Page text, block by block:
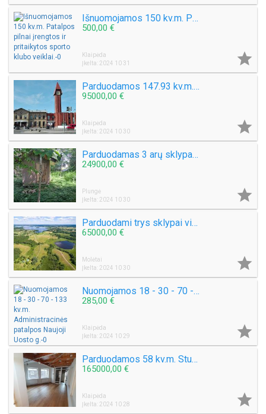
Išnuomojamos 150 kv.m. Patalpos pilnai įrengtos ir pritaikytos sporto klubo veiklai.
500,00 €
Klaipėda
Įkelta: 2024 10 31

Parduodamos 147.93 kv.m. Kavinės – baro patalpos Priestočio g.
95000,00 €
Klaipėda
Įkelta: 2024 10 30

Parduodamas 3 arų sklypas 200 metrų iki Platelių ežero. Plungės raj.
24900,00 €
Plungė
Įkelta: 2024 10 30

Parduodami trys sklypai vienas šalia kito Molėtų raj. Mackonių k. 6,37 ha.
65000,00 €
Molėtai
Įkelta: 2024 10 30

Nuomojamos 18 - 30 - 70 - 133 kv.m. Administracinės patalpos Naujoji Uosto g.
285,00 €
Klaipėda
Įkelta: 2024 10 29

Parduodamos 58 kv.m. Studijos / Administracinės patalpos Puodžių g.
165000,00 €
Klaipėda
Įkelta: 2024 10 28
